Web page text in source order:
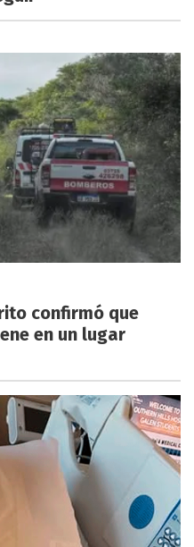
confirmó que
en un lugar